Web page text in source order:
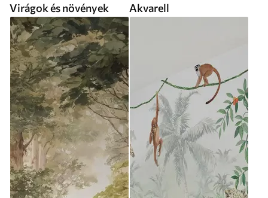
Virágok és növények Akvarell